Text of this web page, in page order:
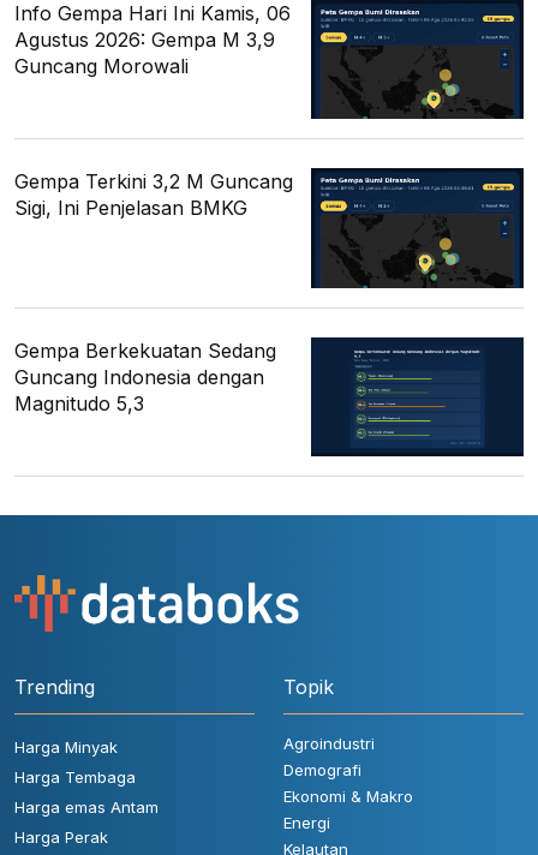
Info Gempa Hari Ini Kamis, 06
Agustus 2026: Gempa M 3,9
Guncang Morowali
Gempa Terkini 3,2 M Guncang
Sigi, Ini Penjelasan BMKG
Gempa Berkekuatan Sedang
Guncang Indonesia dengan
Magnitudo 5,3
Trending
Harga Minyak
Harga Tembaga
Harga emas Antam
Harga Perak
Topik
Agroindustri
Demografi
Ekonomi & Makro
Energi
Kelautan